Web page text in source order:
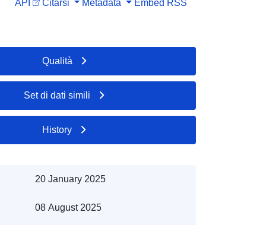
API Citarsi Metadata Embed RSS
Qualità
Set di dati simili
History
20 January 2025
08 August 2025